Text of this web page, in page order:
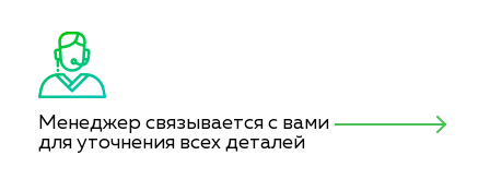
Менеджер связывается с вами
для уточнения всех деталей